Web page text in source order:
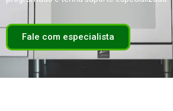
Fale com especialista